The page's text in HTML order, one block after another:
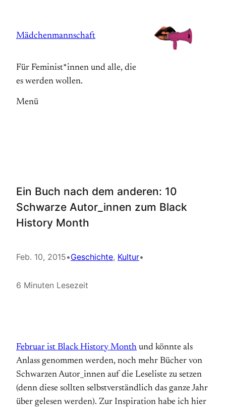
springen
Mädchenmannschaft
Für Feminist*innen und alle, die
es werden wollen.
Menü
Ein Buch nach dem anderen: 10
Schwarze Autor_innen zum Black
History Month
Feb. 10, 2015•Geschichte, Kultur•
6 Minuten Lesezeit
Februar ist Black History Month und könnte als
Anlass genommen werden, noch mehr Bücher von
Schwarzen Autor_innen auf die Leseliste zu setzen
(denn diese sollten selbstverständlich das ganze Jahr
über gelesen werden). Zur Inspiration habe ich hier